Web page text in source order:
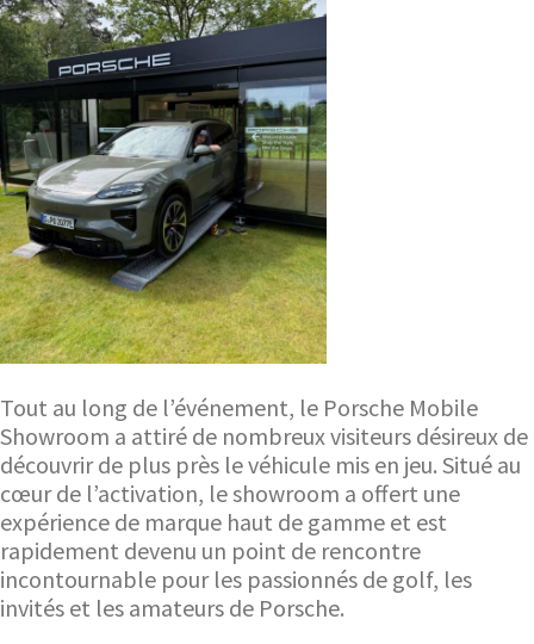
Tout au long de l’événement, le Porsche Mobile
Showroom a attiré de nombreux visiteurs désireux de
découvrir de plus près le véhicule mis en jeu. Situé au
cœur de l’activation, le showroom a offert une
expérience de marque haut de gamme et est
rapidement devenu un point de rencontre
incontournable pour les passionnés de golf, les
invités et les amateurs de Porsche.